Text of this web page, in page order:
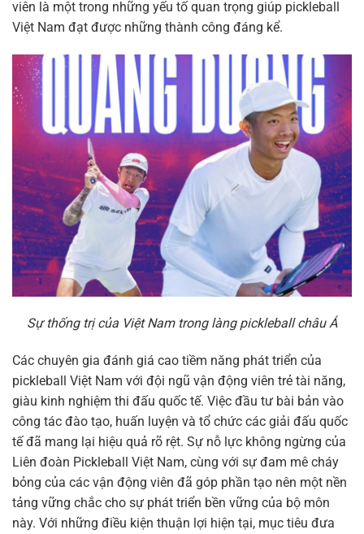
viên là một trong những yếu tố quan trọng giúp pickleball
Việt Nam đạt được những thành công đáng kể.
Sự thống trị của Việt Nam trong làng pickleball châu Á
Các chuyên gia đánh giá cao tiềm năng phát triển của
pickleball Việt Nam với đội ngũ vận động viên trẻ tài năng,
giàu kinh nghiệm thi đấu quốc tế. Việc đầu tư bài bản vào
công tác đào tạo, huấn luyện và tổ chức các giải đấu quốc
tế đã mang lại hiệu quả rõ rệt. Sự nỗ lực không ngừng của
Liên đoàn Pickleball Việt Nam, cùng với sự đam mê cháy
bỏng của các vận động viên đã góp phần tạo nên một nền
tảng vững chắc cho sự phát triển bền vững của bộ môn
này. Với những điều kiện thuận lợi hiện tại, mục tiêu đưa